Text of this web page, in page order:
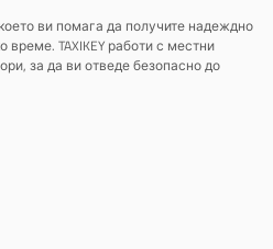
ви помага да получите надеждно
TAXIKEY работи с местни
за да ви отведе безопасно до